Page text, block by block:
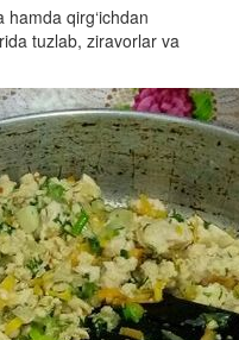
hamda qirg‘ichdan
tuzlab, ziravorlar va